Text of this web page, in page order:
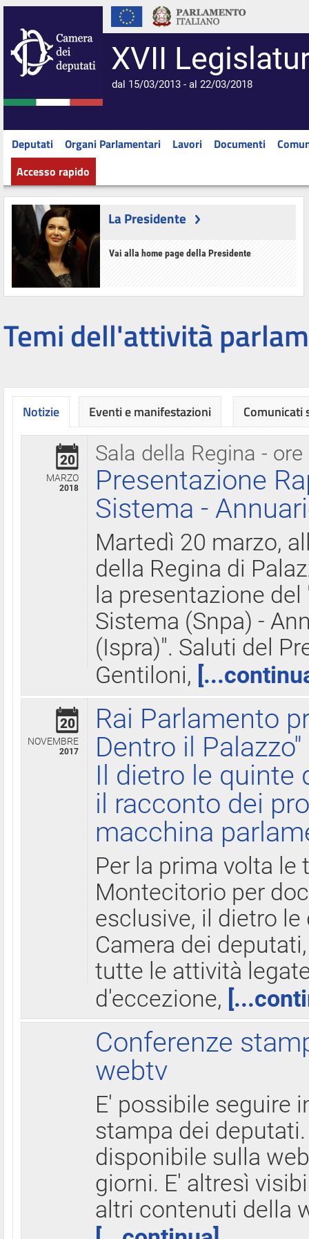
XVII
dal 15/03/2013 - al 22/03/2018
Deputati Organi Parlamentari Lavori Documenti
Accesso rapido
La Presidente
Vai alla home page della Presidente
Temi dell'attività
Notizie
Sala della Regina - ore
20
MARZO
2018
Presentazione
Sistema -
Martedì 20 marzo,
della Regina di
la presentazione
Sistema (Snpa) -
(Ispra)". Saluti del
Gentiloni,
20
NOVEMBRE
2017
Rai Parlamento
Dentro il Palazzo"
Il dietro le quinte
il racconto dei
macchina
Per la prima volta le
Montecitorio per
esclusive, il dietro
Camera dei
tutte le attività
d'eccezione,
Conferenze
webtv
E' possibile seguire
stampa dei
disponibile sulla
giorni. E' altresì
altri contenuti della
Eventi e manifestazioni Comunicati